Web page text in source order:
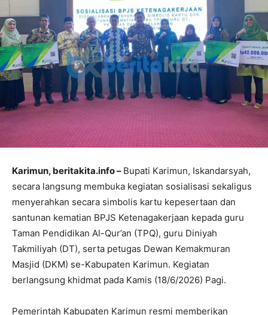
Karimun, beritakita.info – Bupati Karimun, Iskandarsyah,
secara langsung membuka kegiatan sosialisasi sekaligus
menyerahkan secara simbolis kartu kepesertaan dan
santunan kematian BPJS Ketenagakerjaan kepada guru
Taman Pendidikan Al-Qur’an (TPQ), guru Diniyah
Takmiliyah (DT), serta petugas Dewan Kemakmuran
Masjid (DKM) se-Kabupaten Karimun. Kegiatan
berlangsung khidmat pada Kamis (18/6/2026) Pagi.
Pemerintah Kabupaten Karimun resmi memberikan